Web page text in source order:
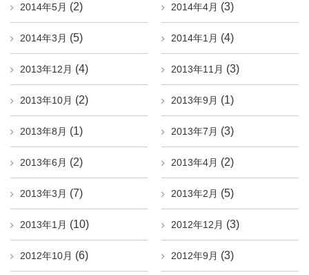
2014年5月 (2) 2014年4月 (3)
2014年3月 (5) 2014年1月 (4)
2013年12月 (4) 2013年11月 (3)
2013年10月 (2) 2013年9月 (1)
2013年8月 (1) 2013年7月 (3)
2013年6月 (2) 2013年4月 (2)
2013年3月 (7) 2013年2月 (5)
2013年1月 (10) 2012年12月 (3)
2012年10月 (6) 2012年9月 (3)